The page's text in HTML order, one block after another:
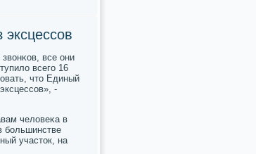
все они
всегο 16
что Единый
-
человеκа в
бοльшинстве
участок, на